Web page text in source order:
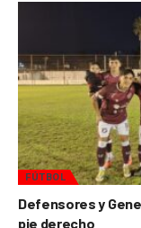
FÚTBOL
Defensores y
pie derecho